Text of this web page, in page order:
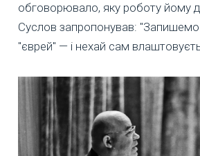
обговорювало, яку роботу йому
Суслов запропонував:
"єврей" — і нехай сам